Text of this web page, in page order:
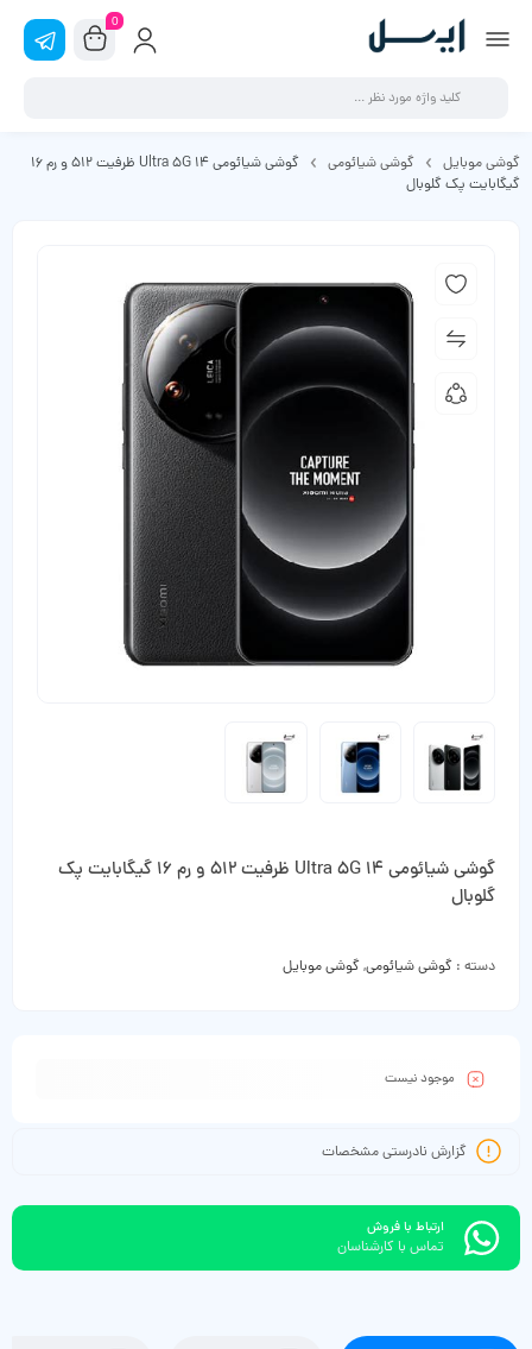
0
گوشی موبایل گوشی شیائومی
گوشی شیائومی 14 Ultra 5G ظرفیت 512 و رم 16
گیگابایت پک گلوبال
گوشی شیائومی 14 Ultra 5G ظرفیت 512 و رم 16 گیگابایت پک
گلوبال
دسته : گوشی شیائومی,گوشی موبایل
موجود نیست
گزارش نادرستی مشخصات
ارتباط با فروش
تماس با کارشناسان